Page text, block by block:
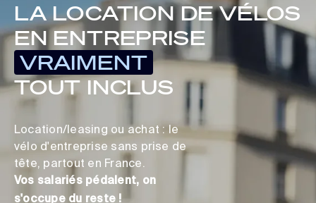
LA LOCATION DE VÉLOS
EN ENTREPRISE
VRAIMENT
TOUT INCLUS
Location/leasing ou achat : le
vélo d'entreprise sans prise de
tête, partout en France.
Vos salariés pédalent, on
s'occupe du reste !